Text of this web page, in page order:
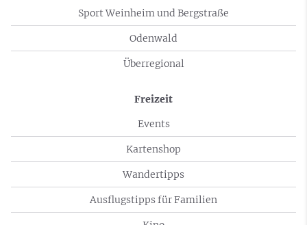
Sport Weinheim und Bergstraße
Odenwald
Überregional
Freizeit
Events
Kartenshop
Wandertipps
Ausflugstipps für Familien